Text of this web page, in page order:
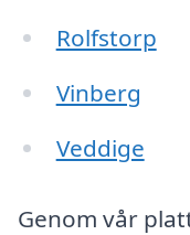
Rolfstorp
Vinberg
Veddige
Genom vår